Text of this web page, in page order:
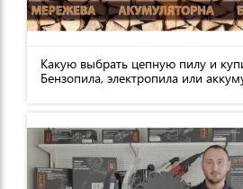
Какую выбрать цепную пилу и
Бензопила, электропила или